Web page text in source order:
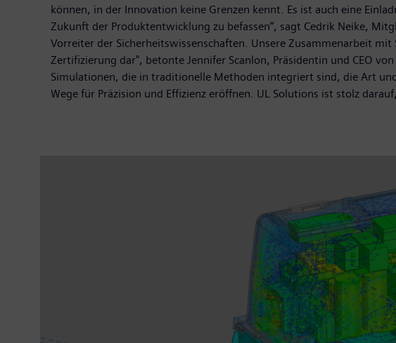
können, in der Innovation keine Grenzen kennt. Es ist auch eine
Zukunft der Produktentwicklung zu befassen“, sagt Cedrik Neike,
Vorreiter der Sicherheitswissenschaften. Unsere Zusammenarbeit
Zertifizierung dar", betonte Jennifer Scanlon, Präsidentin und CEO
Simulationen, die in traditionelle Methoden integriert sind, die Art
Wege für Präzision und Effizienz eröffnen. UL Solutions ist stolz